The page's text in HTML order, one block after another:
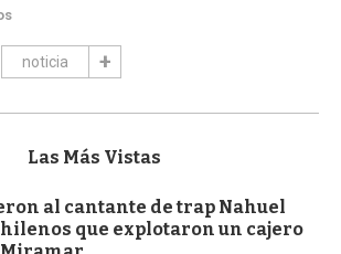
noticia
Las Más Vistas
al cantante de trap Nahuel
que explotaron un cajero